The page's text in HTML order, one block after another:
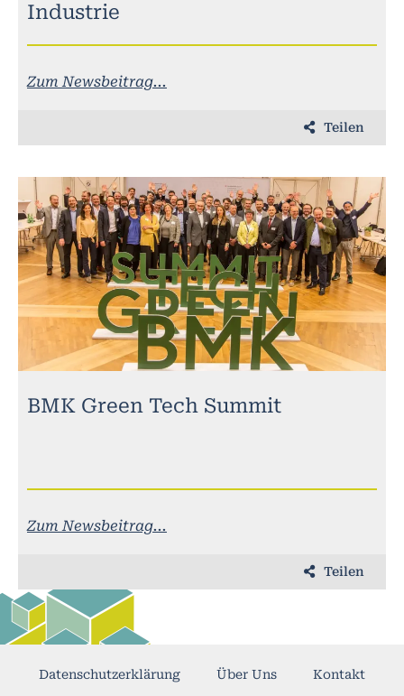
Industrie
Zum Newsbeitrag...
Teilen
BMK Green Tech Summit
Zum Newsbeitrag...
Teilen
Datenschutzerklärung Über Uns Kontakt